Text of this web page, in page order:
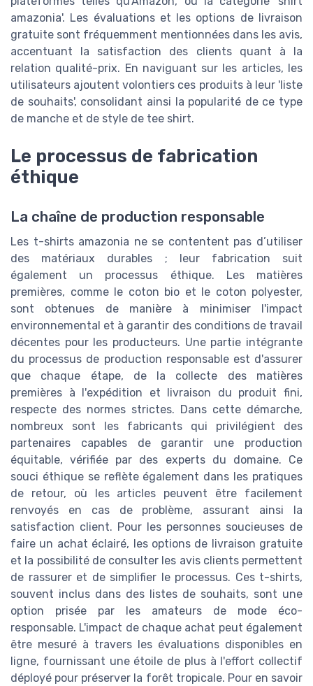
amazonia'. Les évaluations et les options de livraison
gratuite sont fréquemment mentionnées dans les avis,
accentuant la satisfaction des clients quant à la
relation qualité-prix. En naviguant sur les articles, les
utilisateurs ajoutent volontiers ces produits à leur 'liste
de souhaits', consolidant ainsi la popularité de ce type
de manche et de style de tee shirt.
Le processus de fabrication
éthique
La chaîne de production responsable
Les t-shirts amazonia ne se contentent pas d’utiliser
des matériaux durables ; leur fabrication suit
également un processus éthique. Les matières
premières, comme le coton bio et le coton polyester,
sont obtenues de manière à minimiser l'impact
environnemental et à garantir des conditions de travail
décentes pour les producteurs. Une partie intégrante
du processus de production responsable est d'assurer
que chaque étape, de la collecte des matières
premières à l'expédition et livraison du produit fini,
respecte des normes strictes. Dans cette démarche,
nombreux sont les fabricants qui privilégient des
partenaires capables de garantir une production
équitable, vérifiée par des experts du domaine. Ce
souci éthique se reflète également dans les pratiques
de retour, où les articles peuvent être facilement
renvoyés en cas de problème, assurant ainsi la
satisfaction client. Pour les personnes soucieuses de
faire un achat éclairé, les options de livraison gratuite
et la possibilité de consulter les avis clients permettent
de rassurer et de simplifier le processus. Ces t-shirts,
souvent inclus dans des listes de souhaits, sont une
option prisée par les amateurs de mode éco-
responsable. L'impact de chaque achat peut également
être mesuré à travers les évaluations disponibles en
ligne, fournissant une étoile de plus à l'effort collectif
déployé pour préserver la forêt tropicale. Pour en savoir